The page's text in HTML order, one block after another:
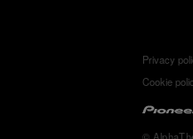
Privacy
Cookie